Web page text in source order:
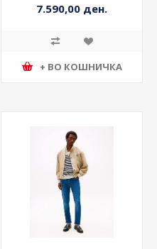
7.590,00 ден.
+ ВО КОШНИЧКА